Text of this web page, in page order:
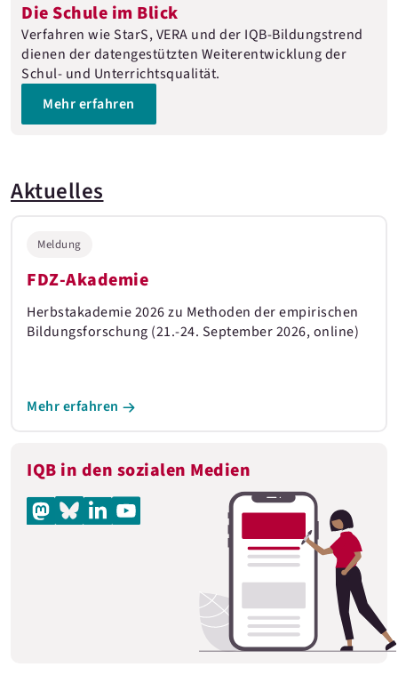
Die Schule im Blick
Verfahren wie StarS, VERA und der IQB-Bildungstrend
dienen der datengestützten Weiterentwicklung der
Schul- und Unterrichtsqualität.
Mehr erfahren
Aktuelles
Meldung
FDZ-Akademie
Herbstakademie 2026 zu Methoden der empirischen
Bildungsforschung (21.-24. September 2026, online)
Mehr erfahren
IQB in den sozialen Medien